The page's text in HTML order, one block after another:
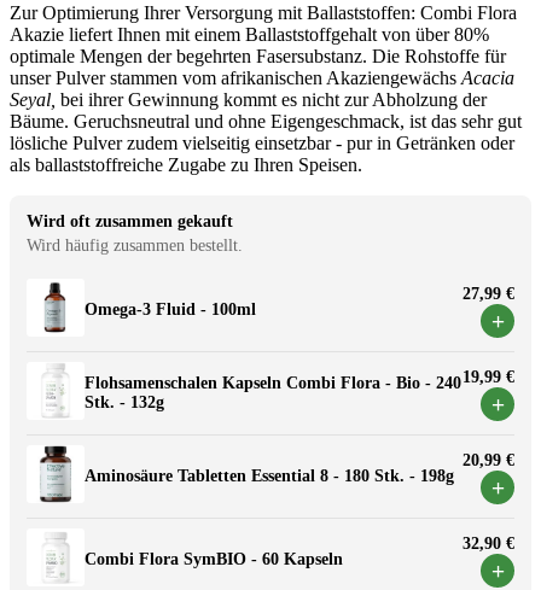
Zur Optimierung Ihrer Versorgung mit Ballaststoffen: Combi Flora
Akazie liefert Ihnen mit einem Ballaststoffgehalt von über 80%
optimale Mengen der begehrten Fasersubstanz. Die Rohstoffe für
unser Pulver stammen vom afrikanischen Akaziengewächs Acacia
Seyal bei ihrer Gewinnung kommt es nicht zur Abholzung der
Bäume. Geruchsneutral und ohne Eigengeschmack, ist das sehr gut
lösliche Pulver zudem vielseitig einsetzbar - pur in Getränken oder
als ballaststoffreiche Zugabe zu Ihren Speisen.
Wird oft zusammen gekauft
Wird häufig zusammen bestellt.
Omega-3 Fluid - 100ml
27,99 €
+
Flohsamenschalen Kapseln Combi Flora - Bio - 240
Stk. - 132g
19,99 €
+
Aminosäure Tabletten Essential 8 - 180 Stk. - 198g
20,99 €
+
Combi Flora SymBIO - 60 Kapseln
32,90 €
+